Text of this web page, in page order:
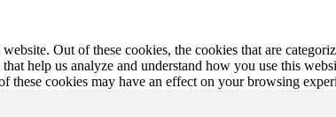
Out of these cookies, the cookies that are
help us analyze and understand how you use this
these cookies may have an effect on your browsing